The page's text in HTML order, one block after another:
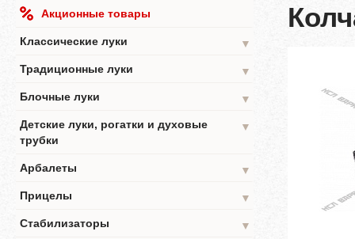
Акционные товары
Классические луки
▼
Традиционные луки
▼
Блочные луки
▼
Детские луки, рогатки и духовые
трубки
▼
Арбалеты
▼
Прицелы
▼
Стабилизаторы
▼